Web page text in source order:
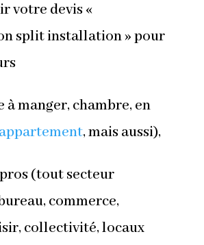
votre devis «
split installation » pour
à manger, chambre, en
appartement, mais aussi),
(tout secteur
commerce,
collectivité, locaux